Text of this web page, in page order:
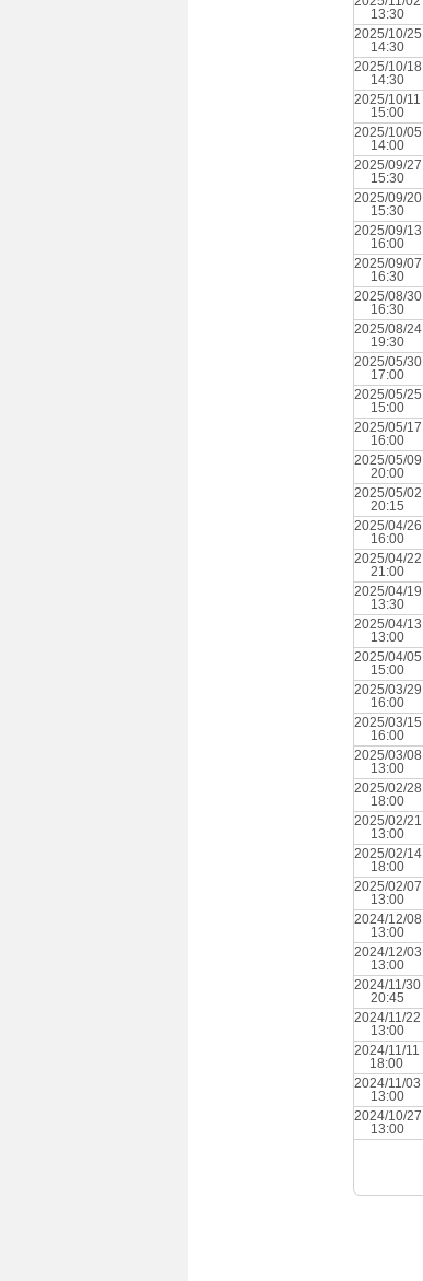
13:30
2025/10/25
14:30
2025/10/18
14:30
2025/10/11
15:00
2025/10/05
14:00
2025/09/27
15:30
2025/09/20
15:30
2025/09/13
16:00
2025/09/07
16:30
2025/08/30
16:30
2025/08/24
19:30
2025/05/30
17:00
2025/05/25
15:00
2025/05/17
16:00
2025/05/09
20:00
2025/05/02
20:15
2025/04/26
16:00
2025/04/22
21:00
2025/04/19
13:30
2025/04/13
13:00
2025/04/05
15:00
2025/03/29
16:00
2025/03/15
16:00
2025/03/08
13:00
2025/02/28
18:00
2025/02/21
13:00
2025/02/14
18:00
2025/02/07
13:00
2024/12/08
13:00
2024/12/03
13:00
2024/11/30
20:45
2024/11/22
13:00
2024/11/11
18:00
2024/11/03
13:00
2024/10/27
13:00